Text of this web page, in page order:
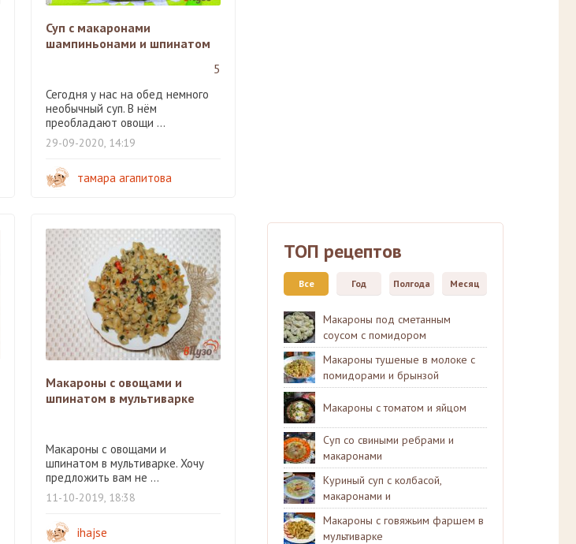
Суп с макаронами
шампиньонами и шпинатом
5
Сегодня у нас на обед немного
необычный суп. В нём
преобладают овощи ...
29-09-2020, 14:19
тамара агапитова
Макароны с овощами и
шпинатом в мультиварке
Макароны с овощами и
шпинатом в мультиварке. Хочу
предложить вам не ...
11-10-2019, 18:38
ihajse
ТОП рецептов
Все Год Полгода Месяц
Макароны под сметанным
соусом с помидором
Макароны тушеные в молоке с
помидорами и брынзой
Макароны с томатом и яйцом
Суп со свиными ребрами и
макаронами
Куриный суп с колбасой,
макаронами и
консервированным горошком
Макароны с говяжьим фаршем в
мультиварке